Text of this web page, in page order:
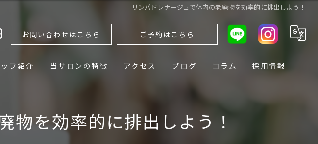
リンパドレナージュで体内の老廃物を効率的に排出しよう！
お問い合わせはこちら ご予約はこちら
フ紹介 当サロンの特徴
ボディ
アクセス ブログ コラム 採用情報
物を効率的に排出しよう！